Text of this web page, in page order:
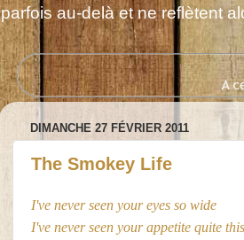
parfois au-delà et ne reflètent
DIMANCHE 27 FÉVRIER 2011
The Smokey Life
I've never seen your eyes so wide
I've never seen your appetite quite